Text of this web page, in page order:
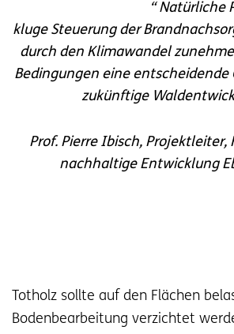
“ Natürliche
kluge Steuerung der
durch den Klimawandel
Bedingungen eine entscheidende
zukünftige
Prof. Pierre Ibisch, Projektleiter,
nachhaltige Entwicklung
Totholz sollte auf den Flächen
Bodenbearbeitung verzichtet